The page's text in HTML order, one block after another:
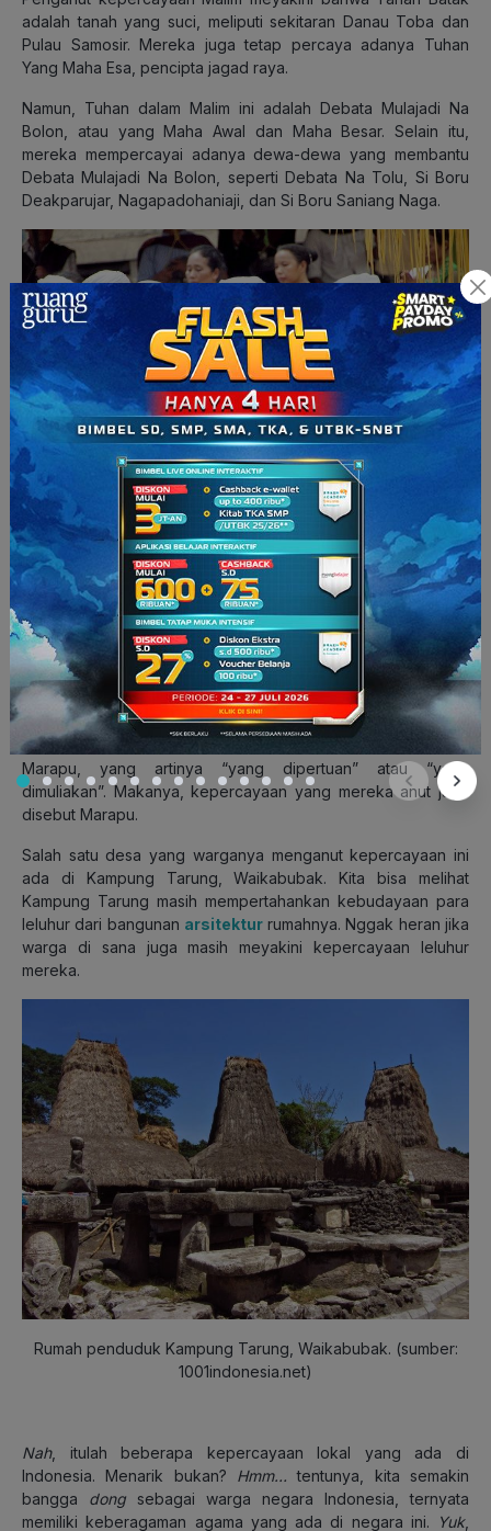
adalah tanah yang suci, meliputi sekitaran Danau Toba dan
Pulau Samosir. Mereka juga tetap percaya adanya Tuhan
Yang Maha Esa, pencipta jagad raya.
Namun, Tuhan dalam Malim ini adalah Debata Mulajadi Na
Bolon, atau yang Maha Awal dan Maha Besar. Selain itu,
mereka mempercayai adanya dewa-dewa yang membantu
Debata Mulajadi Na Bolon, seperti Debata Na Tolu, Si Boru
Deakparujar, Nagapadohaniaji, dan Si Boru Saniang Naga.
Para penganut Malim. (sumber: yukepo.com)
5. Marapu
Last but not least, Marapu adalah aliran kepercayaan lokal
Indonesia yang berasal dari Sumba, Nusa Tenggara Timur.
Para penganut Marapu menerapkan keyakinannya dengan
memuja arwah-arwah para leluhur.
Nah, dalam bahasa Sumba, arwah-arwah leluhur itu disebut
Marapu, yang artinya “yang dipertuan” atau “yang
dimuliakan”. Makanya, kepercayaan yang mereka anut juga
disebut Marapu.
Salah satu desa yang warganya menganut kepercayaan ini
ada di Kampung Tarung, Waikabubak. Kita bisa melihat
Kampung Tarung masih mempertahankan kebudayaan para
leluhur dari bangunan arsitekturrumahnya. Nggak heran jika
warga di sana juga masih meyakini kepercayaan leluhur
mereka.
Rumah penduduk Kampung Tarung, Waikabubak. (sumber:
1001indonesia.net)
Nah, itulah beberapa kepercayaan lokal yang ada di
Indonesia. Menarik bukan? Hmm…tentunya, kita semakin
bangga dong sebagai warga negara Indonesia, ternyata
memiliki keberagaman agama yang ada di negara ini.
Yuk,